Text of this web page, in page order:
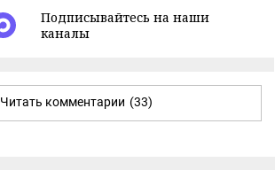
Подписывайтесь на наши
каналы
Читать комментарии (33)